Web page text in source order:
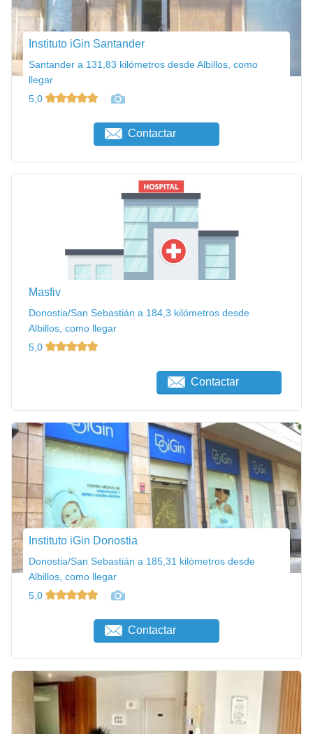
Instituto iGin Santander
Santander a 131,83 kilómetros desde Albillos, como
llegar
5,0
Contactar
Masfiv
Donostia/San Sebastián a 184,3 kilómetros desde
Albillos, como llegar
5,0
Contactar
Instituto iGin Donostia
Donostia/San Sebastián a 185,31 kilómetros desde
Albillos, como llegar
5,0
Contactar